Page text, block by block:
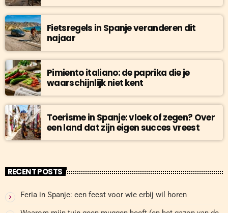
Fietsregels in Spanje veranderen dit
najaar
Pimiento italiano: de paprika die je
waarschijnlijk niet kent
Toerisme in Spanje: vloek of zegen? Over
een land dat zijn eigen succes vreest
RECENT POSTS
Feria in Spanje: een feest voor wie erbij wil horen